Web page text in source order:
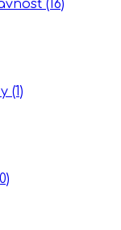
(16)
(1)